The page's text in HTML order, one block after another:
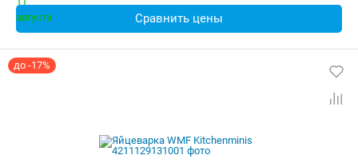
Сравнить цены
до -17%